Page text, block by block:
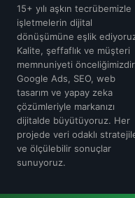
Oku →
29
29
15+ yılı aşkın tecrübemizle
işletmelerin dijital
dönüşümüne eşlik
Kalite, şeffaflık ve müşteri
memnuniyeti
Google Ads, SEO, web
tasarım ve yapay zeka
çözümleriyle markanızı
dijitalde büyütüyoruz. Her
projede veri odaklı
ve ölçülebilir sonuçlar
sunuyoruz.